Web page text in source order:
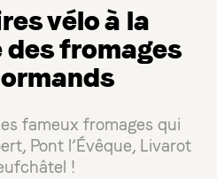
vélo à la
fromages
fameux fromages qui
Pont l’Évêque, Livarot
!